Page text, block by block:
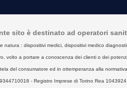
sito è destinato ad operatori
: dispositivi medici, dispositivi medico
volto a portare a conoscenza dei clienti o dei
del consumatore ed in ottemperanza alla
- Registro Imprese di Torino Rea